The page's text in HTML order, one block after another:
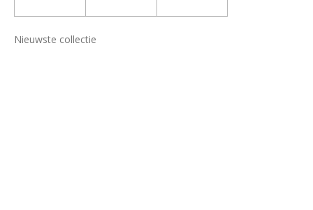
Nieuwste collectie